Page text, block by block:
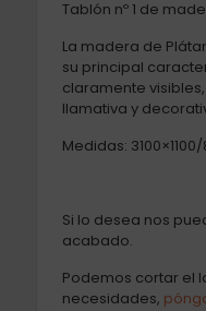
Tablón nº 1 de
La madera de
su principal
claramente
llamativa y
Medidas:
Si lo desea nos
acabado.
Podemos cortar el
necesidades,